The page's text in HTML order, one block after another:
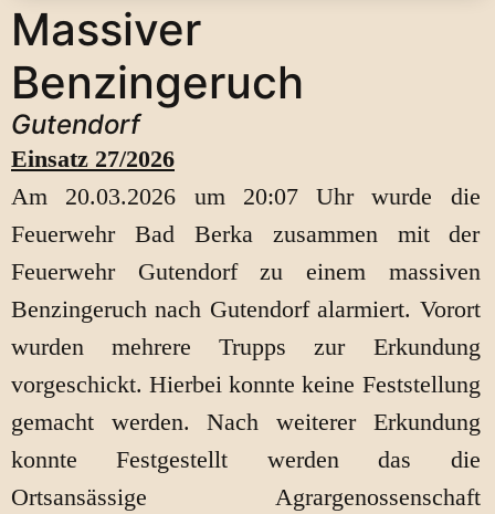
Massiver
Benzingeruch
Gutendorf
Einsatz 27/2026
Am 20.03.2026 um 20:07 Uhr wurde die
Feuerwehr Bad Berka zusammen mit der
Feuerwehr Gutendorf zu einem massiven
Benzingeruch nach Gutendorf alarmiert. Vorort
wurden mehrere Trupps zur Erkundung
vorgeschickt. Hierbei konnte keine Feststellung
gemacht werden. Nach weiterer Erkundung
konnte Festgestellt werden das die
Ortsansässige Agrargenossenschaft